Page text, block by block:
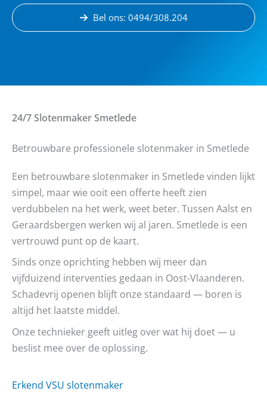
Bel ons: 0494/308.204
24/7 SlotenmakerSmetlede
Betrouwbare professionele slotenmaker in Smetlede
Een betrouwbare slotenmaker in Smetlede vinden lijkt
simpel, maar wie ooit een offerte heeft zien
verdubbelen na het werk, weet beter. Tussen Aalst en
Geraardsbergen werken wij al jaren. Smetlede is een
vertrouwd punt op de kaart.
Sinds onze oprichting hebben wij meer dan
vijfduizend interventies gedaan in Oost-Vlaanderen.
Schadevrij openen blijft onze standaard — boren is
altijd het laatste middel.
Onze technieker geeft uitleg over wat hij doet — u
beslist mee over de oplossing.
Erkend VSU slotenmaker